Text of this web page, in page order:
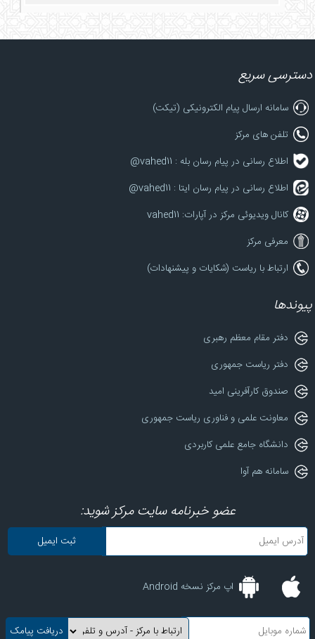
دسترسی سریع
سامانه ارسال پیام الکترونیکی (تیکت)
تلفن های مرکز
اطلاع رسانی در پیام رسان بله : vahed11@
اطلاع رسانی در پیام رسان ایتا : vahed11@
کانال ویدیوئی مرکز در آپارات: vahed11
معرفی مرکز
ارتباط با ریاست (شکایات و پیشنهادات)
پیوندها
دفتر مقام معظم رهبری
دفتر ریاست جمهوری
صندوق کارآفرینی امید
معاونت علمی و فناوری ریاست جمهوری
دانشگاه جامع علمی کاربردی
سامانه هم آوا
عضو خبرنامه سایت مرکز شوید:
اپ مرکز نسخه Android